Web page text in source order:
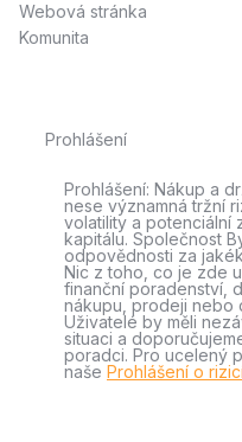
Webová stránka
Komunita
Prohlášení
Prohlášení: Nákup a
nese významná tržní
volatility a potenciální
kapitálu. Společnost
odpovědnosti za
Nic z toho, co je zde
finanční poradenství,
nákupu, prodeji nebo
Uživatelé by měli
situaci a
poradci. Pro ucelený
naše Prohlášení o